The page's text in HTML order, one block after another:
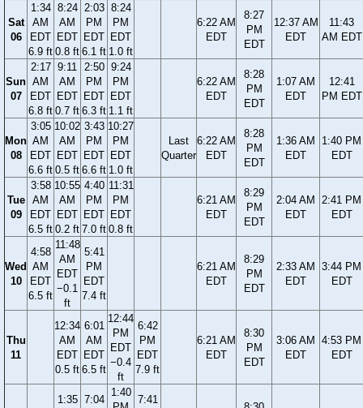
Sat
06
1:34
AM
EDT
6.9 ft
8:24
AM
EDT
0.8 ft
2:03
PM
EDT
6.1 ft
8:24
PM
EDT
1.0 ft
6:22 AM
EDT
8:27
PM
EDT
12:37 AM
EDT
11:43
AM EDT
Sun
07
2:17
AM
EDT
6.8 ft
9:11
AM
EDT
0.7 ft
2:50
PM
EDT
6.3 ft
9:24
PM
EDT
1.1 ft
6:22 AM
EDT
8:28
PM
EDT
1:07 AM
EDT
12:41
PM EDT
Mon
08
3:05
AM
EDT
6.6 ft
10:02
AM
EDT
0.5 ft
3:43
PM
EDT
6.6 ft
10:27
PM
EDT
1.0 ft
Last
Quarter
6:22 AM
EDT
8:28
PM
EDT
1:36 AM
EDT
1:40 PM
EDT
Tue
09
3:58
AM
EDT
6.5 ft
10:55
AM
EDT
0.2 ft
4:40
PM
EDT
7.0 ft
11:31
PM
EDT
0.8 ft
6:21 AM
EDT
8:29
PM
EDT
2:04 AM
EDT
2:41 PM
EDT
Wed
10
4:58
AM
EDT
6.5 ft
11:48
AM
EDT
−0.1
ft
5:41
PM
EDT
7.4 ft
6:21 AM
EDT
8:29
PM
EDT
2:33 AM
EDT
3:44 PM
EDT
Thu
11
12:34
AM
EDT
0.5 ft
6:01
AM
EDT
6.5 ft
12:44
PM
EDT
−0.4
ft
6:42
PM
EDT
7.9 ft
6:21 AM
EDT
8:30
PM
EDT
3:06 AM
EDT
4:53 PM
EDT
1:35 7:04
1:40
7:41